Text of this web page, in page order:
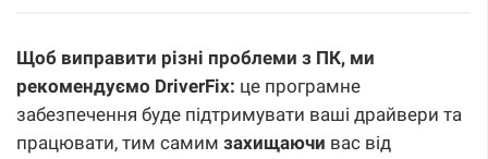
Щоб виправити різні проблеми з ПК, ми
рекомендуємо DriverFix: це програмне
забезпечення буде підтримувати ваші драйвери та
працювати, тим самим захищаючи вас від